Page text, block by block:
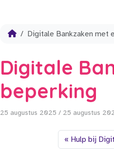
Digitale Bankzaken met
Digitale
beperking
25 augustus 2025 / 25 augustus
Hulp bij